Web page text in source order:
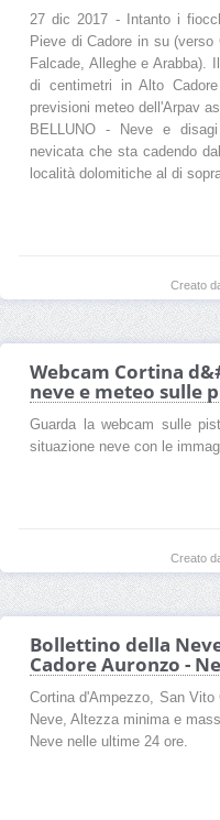
27 dic 2017 - Intanto i
Pieve di Cadore in su
Falcade, Alleghe e Arabba).
di centimetri in Alto
previsioni meteo dell'Arpav
BELLUNO - Neve e
nevicata che sta cadendo
località dolomitiche al di
Creato
Webcam Cortina
neve e meteo sulle
Guarda la webcam sulle
situazione neve con le
Creato
Bollettino della
Cadore Auronzo -
Cortina d'Ampezzo, San Vito
Neve, Altezza minima e
Neve nelle ultime 24 ore.